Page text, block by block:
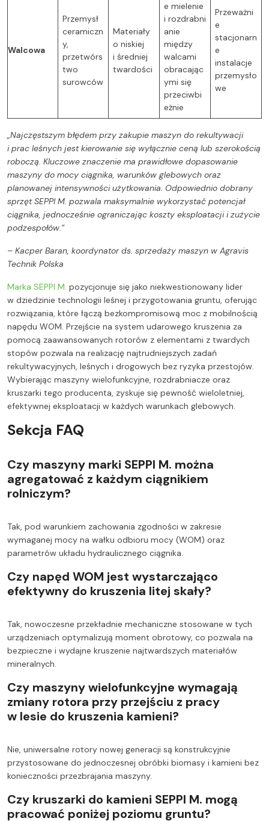
Walcowa
Przemysł
ceramiczn
y,
przetwórs
two
surowców
Materiały
o niskiej
i średniej
twardości
e mielenie
i rozdrabni
anie
między
walcami
obracając
ymi się
przeciwbi
eżnie
Przeważni
e
stacjonarn
e
instalacje
przemysło
we
„Najczęstszym błędem przy zakupie maszyn do rekultywacji
i prac leśnych jest kierowanie się wyłącznie ceną lub szerokością
roboczą. Kluczowe znaczenie ma prawidłowe dopasowanie
maszyny do mocy ciągnika, warunków glebowych oraz
planowanej intensywności użytkowania. Odpowiednio dobrany
sprzęt SEPPI M. pozwala maksymalnie wykorzystać potencjał
ciągnika, jednocześnie ograniczając koszty eksploatacji i zużycie
podzespołów.”
– Kacper Baran, koordynator ds. sprzedaży maszyn w Agravis
Technik Polska
Marka SEPPI M. pozycjonuje się jako niekwestionowany lider
w dziedzinie technologii leśnej i przygotowania gruntu, oferując
rozwiązania, które łączą bezkompromisową moc z mobilnością
napędu WOM. Przejście na system udarowego kruszenia za
pomocą zaawansowanych rotorów z elementami z twardych
stopów pozwala na realizację najtrudniejszych zadań
rekultywacyjnych, leśnych i drogowych bez ryzyka przestojów.
Wybierając maszyny wielofunkcyjne, rozdrabniacze oraz
kruszarki tego producenta, zyskuje się pewność wieloletniej,
efektywnej eksploatacji w każdych warunkach glebowych.
Sekcja FAQ
Czy maszyny marki SEPPI M. można
agregatować z każdym ciągnikiem
rolniczym?
Tak, pod warunkiem zachowania zgodności w zakresie
wymaganej mocy na wałku odbioru mocy (WOM) oraz
parametrów układu hydraulicznego ciągnika.
Czy napęd WOM jest wystarczająco
efektywny do kruszenia litej skały?
Tak, nowoczesne przekładnie mechaniczne stosowane w tych
urządzeniach optymalizują moment obrotowy, co pozwala na
bezpieczne i wydajne kruszenie najtwardszych materiałów
mineralnych.
Czy maszyny wielofunkcyjne wymagają
zmiany rotora przy przejściu z pracy
w lesie do kruszenia kamieni?
Nie, uniwersalne rotory nowej generacji są konstrukcyjnie
przystosowane do jednoczesnej obróbki biomasy i kamieni bez
konieczności przezbrajania maszyny.
Czy kruszarki do kamieni SEPPI M. mogą
pracować poniżej poziomu gruntu?